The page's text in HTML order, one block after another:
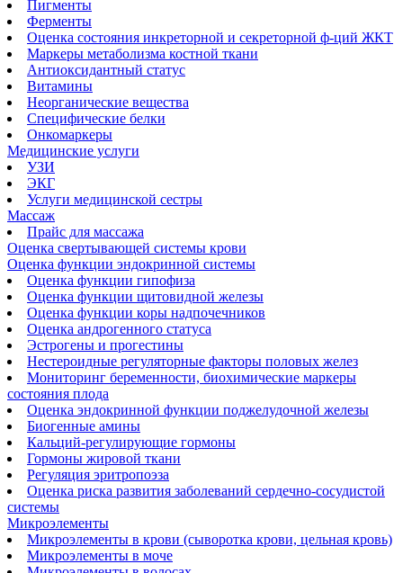
Пигменты
Ферменты
Оценка состояния инкреторной и секреторной ф-ций ЖКТ
Маркеры метаболизма костной ткани
Антиоксидантный статус
Витамины
Неорганические вещества
Специфические белки
Онкомаркеры
Медицинские услуги
УЗИ
ЭКГ
Услуги медицинской сестры
Массаж
Прайс для массажа
Оценка свертывающей системы крови
Оценка функции эндокринной системы
Оценка функции гипофиза
Оценка функции щитовидной железы
Оценка функции коры надпочечников
Оценка андрогенного статуса
Эстрогены и прогестины
Нестероидные регуляторные факторы половых желез
Мониторинг беременности, биохимические маркеры
состояния плода
Оценка эндокринной функции поджелудочной железы
Биогенные амины
Кальций-регулирующие гормоны
Гормоны жировой ткани
Регуляция эритропоэза
Оценка риска развития заболеваний сердечно-сосудистой
системы
Микроэлементы
Микроэлементы в крови (сыворотка крови, цельная кровь)
Микроэлементы в моче